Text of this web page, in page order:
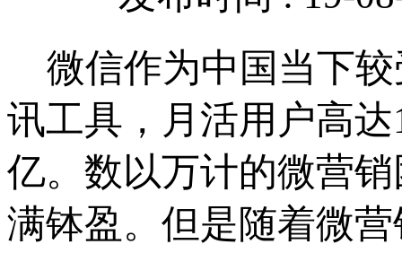
微信作为中国当下较
讯工具，月活用户高
亿。数以万计的微营
满钵盈。但是随着微